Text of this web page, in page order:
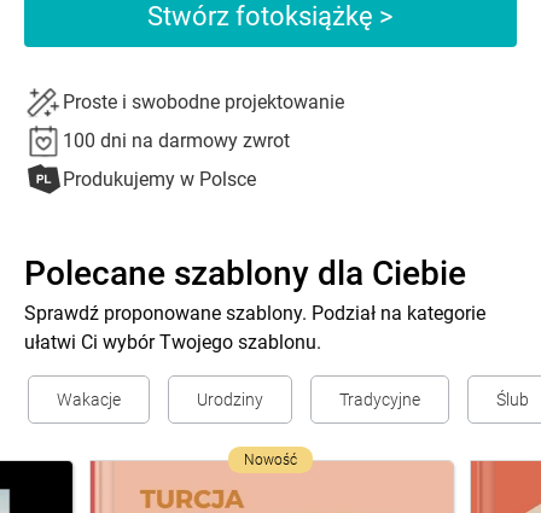
Stwórz fotoksiążkę >
Proste i swobodne projektowanie
100 dni na darmowy zwrot
Produkujemy w Polsce
Polecane szablony dla Ciebie
Sprawdź proponowane szablony. Podział na kategorie
ułatwi Ci wybór Twojego szablonu.
Wakacje Urodziny Tradycyjne Ślub
Nowość